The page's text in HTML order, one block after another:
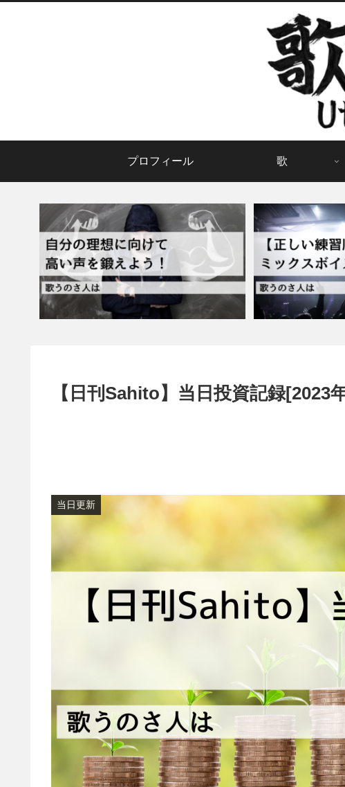
プロフィール 歌
【日刊Sahito】当日投資記録[2023
当日更新